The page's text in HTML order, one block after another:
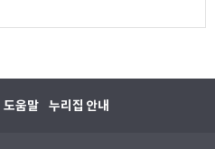
도움말 누리집 안내